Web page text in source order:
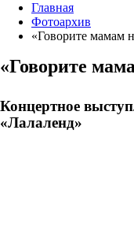
Главная
Фотоархив
«Говорите мамам
«Говорите
Концертное
«Лалаленд»